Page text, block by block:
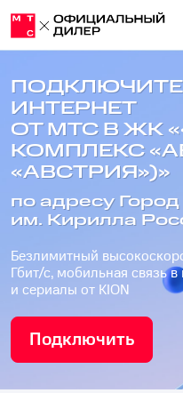
ИНТЕРНЕТ
ОТ МТС В ЖК
КОМПЛЕКС
«АВСТРИЯ»)»
по адресу
им. Кирилла
Безлимитный
Гбит/с, мобильная связь
и сериалы от KION
Подключить